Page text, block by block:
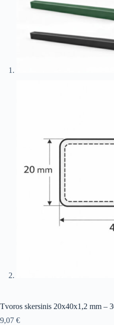
Tvoros skersinis 20x40x1,2 mm –
9,07 €